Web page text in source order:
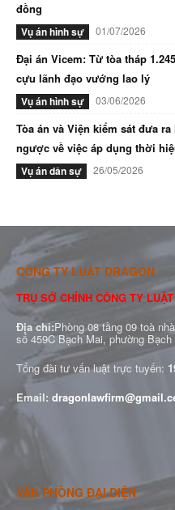
đồng
Vụ án hình sự 01/07/2026
Đại án Vicem: Từ tòa tháp
cựu lãnh đạo vướng lao lý
Vụ án hình sự 03/06/2026
Tòa án và Viện kiểm sát đưa
ngược về việc áp dụng thời
Vụ án dân sự 26/05/2026
CÔNG TY LUẬT DRAGON
TRỤ SỞ CHÍNH CÔNG TY
Địa chỉ:Phòng 08 tầng 09 toà
số 459C Bạch Mai, phường
Tổng đài tư vấn luật trực tuyến:
Email:
VĂN PHÒNG ĐẠI DIỆN